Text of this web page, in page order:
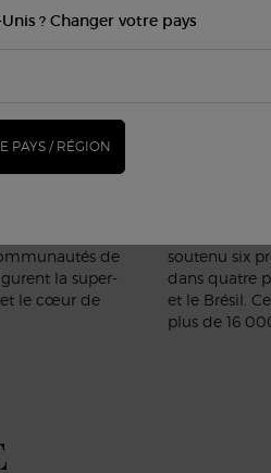
RAFFINÉS
privilégie
de
la super-
et le cœur de
PRÉSERVER
Afin de
monde
efforts en
empreinte
soutenu six
dans quatre
et le Brésil.
plus de 16
? Changer votre pays
PAYS / RÉGION